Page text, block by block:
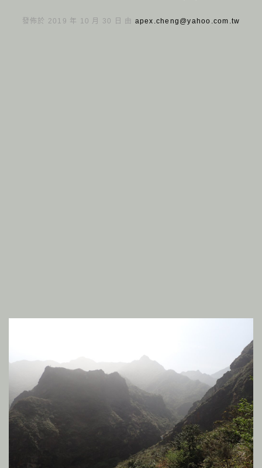
發佈於 2019 年 10 月 30 日 由 apex.cheng@yahoo.com.tw